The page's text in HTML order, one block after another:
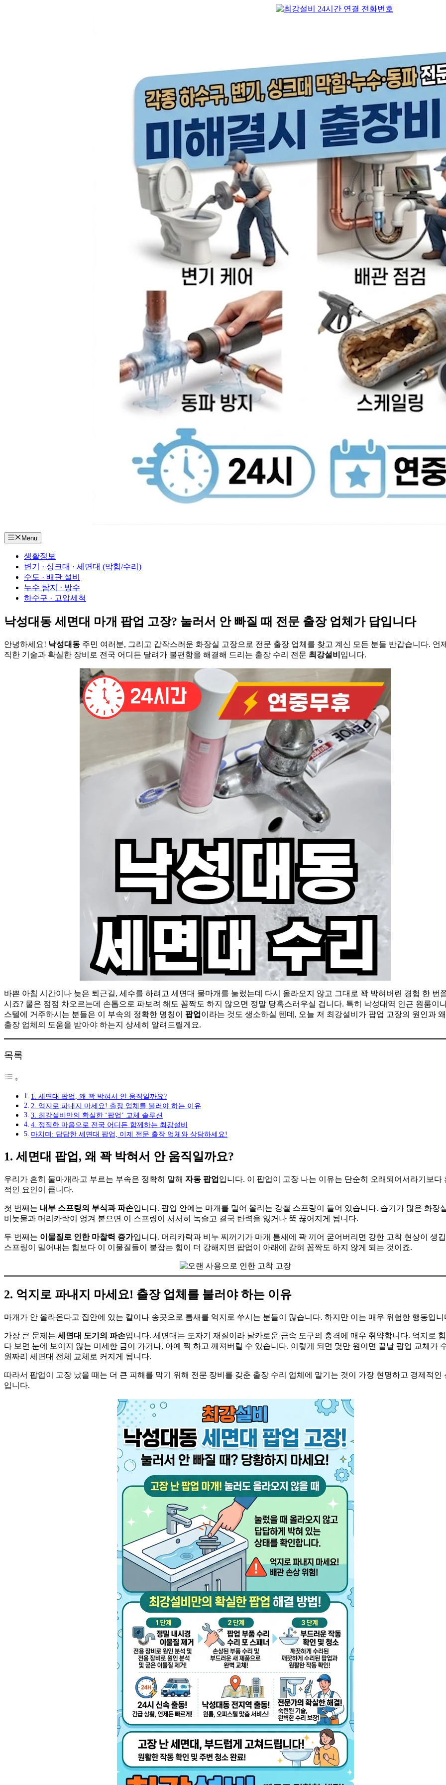
Menu
생활정보
변기 · 싱크대 · 세면대 (막힘/수리)
수도 · 배관 설비
누수 탐지 · 방수
하수구 · 고압세척
낙성대동 세면대 마개 팝업 고장? 눌러서 안 빠질 때 전문 출장 업체가 답입니다
안녕하세요! 낙성대동 주민 여러분, 그리고 갑작스러운 화장실 고장으로 전문 출장 업체를 찾고 계신 모든 분들 반갑습니다. 언
직한 기술과 확실한 장비로 전국 어디든 달려가 불편함을 해결해 드리는 출장 수리 전문 최강설비 입니다.
바쁜 아침 시간이나 늦은 퇴근길, 세수를 하려고 세면대 물마개를 눌렀는데 다시 올라오지 않고 그대로 꽉 박혀버린 경험 한 번
시죠? 물은 점점 차오르는데 손톱으로 파보려 해도 꼼짝도 하지 않으면 정말 당혹스러우실 겁니다. 특히 낙성대역 인근 원룸이
스텔에 거주하시는 분들은 이 부속의 정확한 명칭이 팝업 이라는 것도 생소하실 텐데, 오늘 저 최강설비가 팝업 고장의 원인과
출장 업체의 도움을 받아야 하는지 상세히 알려드릴게요.
목록
1. 세면대 팝업, 왜 꽉 박혀서 안 움직일까요?
2. 억지로 파내지 마세요! 출장 업체를 불러야 하는 이유
3. 최강설비만의 확실한 ‘팝업’ 교체 솔루션
4. 정직한 마음으로 전국 어디든 함께하는 최강설비
마치며: 답답한 세면대 팝업, 이제 전문 출장 업체와 상담하세요!
1. 세면대 팝업, 왜 꽉 박혀서 안 움직일까요?
우리가 흔히 물마개라고 부르는 부속은 정확히 말해 자동 팝업 입니다. 이 팝업이 고장 나는 이유는 단순히 오래되어서라기보다
적인 요인이 큽니다.
첫 번째는 내부 스프링의 부식과 파손입니다. 팝업 안에는 마개를 밀어 올리는 강철 스프링이 들어 있습니다. 습기가 많은 화장
비눗물과 머리카락이 엉겨 붙으면 이 스프링이 서서히 녹슬고 결국 탄력을 잃거나 뚝 끊어지게 됩니다.
두 번째는 이물질로 인한 마찰력 증가입니다. 머리카락과 비누 찌꺼기가 마개 틈새에 꽉 끼어 굳어버리면 강한 고착 현상이 생
스프링이 밀어내는 힘보다 이 이물질들이 붙잡는 힘이 더 강해지면 팝업이 아래에 갇혀 꼼짝도 하지 않게 되는 것이죠.
2. 억지로 파내지 마세요! 출장 업체를 불러야 하는 이유
마개가 안 올라온다고 집안에 있는 칼이나 송곳으로 틈새를 억지로 쑤시는 분들이 많습니다. 하지만 이는 매우 위험한 행동입니
가장 큰 문제는 세면대 도기의 파손입니다. 세면대는 도자기 재질이라 날카로운 금속 도구의 충격에 매우 취약합니다. 억지로
다 보면 눈에 보이지 않는 미세한 금이 가거나, 아예 쩍 하고 깨져버릴 수 있습니다. 이렇게 되면 몇만 원이면 끝날 팝업 교체가
원짜리 세면대 전체 교체로 커지게 됩니다.
따라서 팝업이 고장 났을 때는 더 큰 피해를 막기 위해 전문 장비를 갖춘 출장 수리 업체에 맡기는 것이 가장 현명하고 경제적인
입니다.